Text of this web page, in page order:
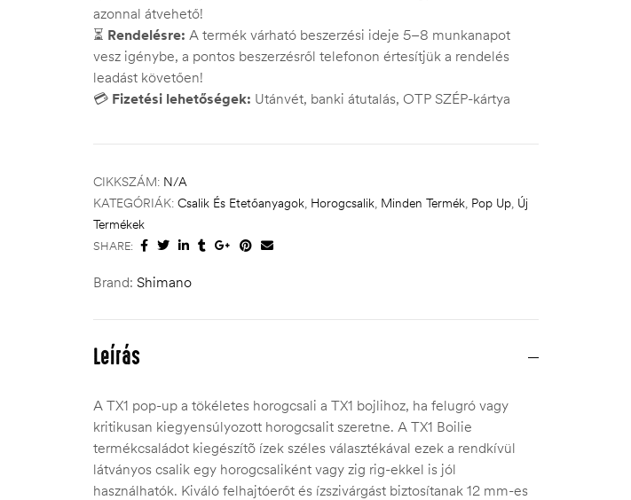
azonnal átvehető!
⏳ Rendelésre: A termék várható beszerzési ideje 5–8 munkanapot
vesz igénybe, a pontos beszerzésről telefonon értesítjük a rendelés
leadást követően!
💳 Fizetési lehetőségek: Utánvét, banki átutalás, OTP SZÉP-kártya
CIKKSZÁM: N/A
KATEGÓRIÁK: Csalik És Etetőanyagok, Horogcsalik, Minden Termék, Pop Up, Új
Termékek
SHARE:
Brand: Shimano
Leírás
A TX1 pop-up a tökéletes horogcsali a TX1 bojlihoz, ha felugró vagy
kritikusan kiegyensúlyozott horogcsalit szeretne. A TX1 Boilie
termékcsaládot kiegészítõ ízek széles választékával ezek a rendkívül
látványos csalik egy horogcsaliként vagy zig rig-ekkel is jól
használhatók. Kiváló felhajtóerőt és ízszivárgást biztosítanak 12 mm-es